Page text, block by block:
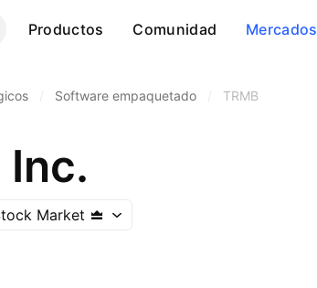
Productos Comunidad Mercados
Software empaquetado TRMB
Market